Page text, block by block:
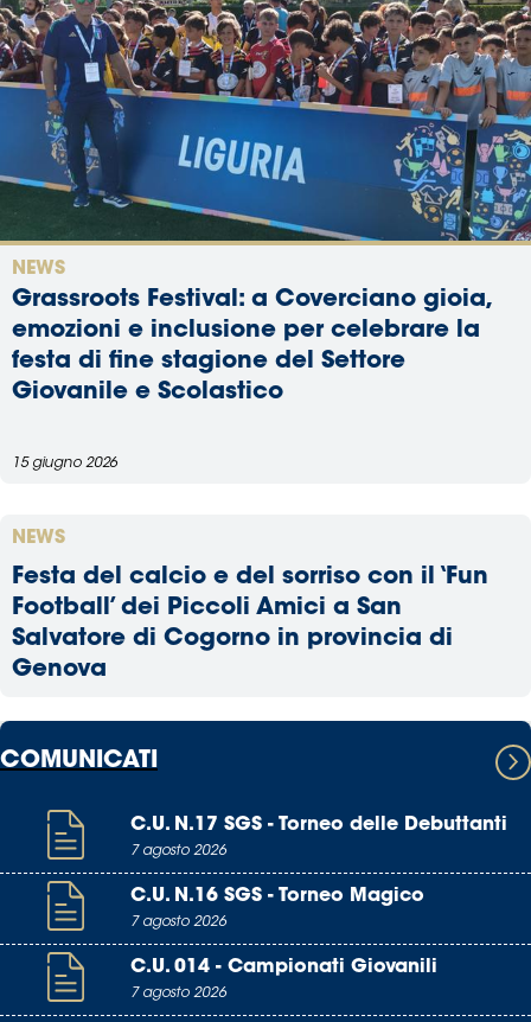
NEWS
Grassroots Festival: a Coverciano gioia,
emozioni e inclusione per celebrare la
festa di fine stagione del Settore
Giovanile e Scolastico
15 giugno 2026
NEWS
Festa del calcio e del sorriso con il ‘Fun
Football’ dei Piccoli Amici a San
Salvatore di Cogorno in provincia di
Genova
COMUNICATI
C.U. N.17 SGS - Torneo delle Debuttanti
7 agosto 2026
C.U. N.16 SGS - Torneo Magico
7 agosto 2026
C.U. 014 - Campionati Giovanili
7 agosto 2026